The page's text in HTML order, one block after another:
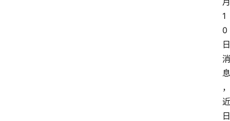
1
0
日
消
息
，
近
日